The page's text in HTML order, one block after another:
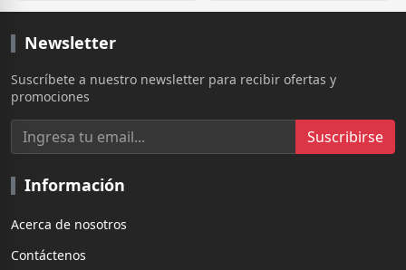
Newsletter
Suscríbete a nuestro newsletter para recibir ofertas y
promociones
Suscribirse
Información
Acerca de nosotros
Contáctenos